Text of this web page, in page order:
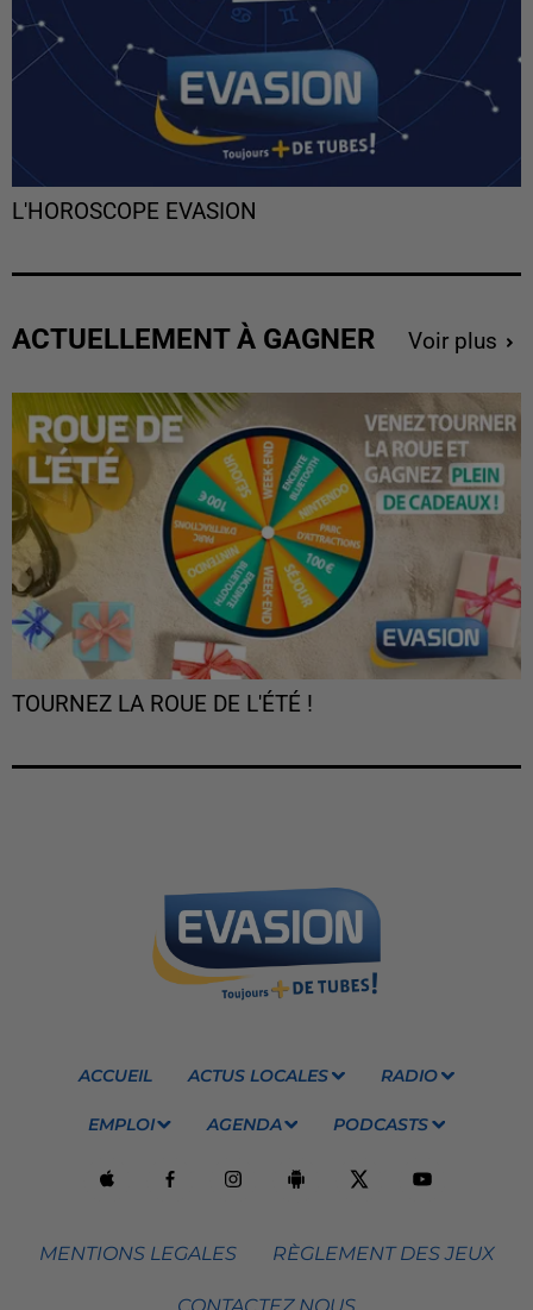
L'HOROSCOPE EVASION
ACTUELLEMENT À GAGNER Voir plus
TOURNEZ LA ROUE DE L'ÉTÉ !
ACCUEIL ACTUS LOCALES RADIO
EMPLOI AGENDA PODCASTS
MENTIONS LEGALES RÈGLEMENT DES JEUX